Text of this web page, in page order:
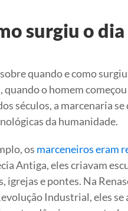
surgiu o
quando e como
o homem
séculos, a marcenaria
da humanidade.
os marceneiros eram
Antiga, eles criavam
igrejas e pontes. Na
Industrial, eles se